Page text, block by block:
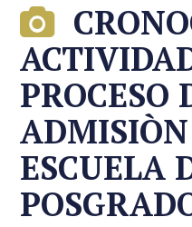
PROCESO
ESCUELA